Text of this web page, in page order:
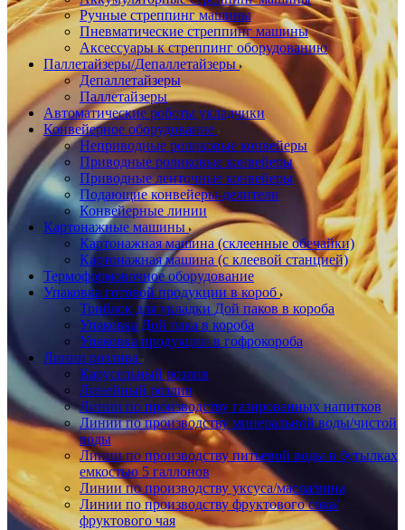
Ручные стреппинг машины
Пневматические стреппинг машины
Аксессуары к стреппинг оборудованию
Паллетайзеры/Депаллетайзеры
Депаллетайзеры
Паллетайзеры
Автоматические роботы укладчики
Конвейерное оборудование
Неприводные роликовые конвейеры
Приводные роликовые конвейеры
Приводные ленточные конвейеры
Подающие конвейеры-делители
Конвейерные линии
Картонажные машины
Картонажная машина (склеенные обечайки)
Картонажная машина (с клеевой станцией)
Термоформовочное оборудование
Упаковка готовой продукции в короб
Триблок для укладки Дой паков в короба
Упаковка Дой пака в короба
Упаковка продукции в гофрокороба
Линии розлива
Карусельный розлив
Линейный розлив
Линии по производству газированных напитков
Линии по производству минеральной воды/чистой
воды
Линии по производству питьевой воды в бутылках
емкостью 5 галлонов
Линии по производству уксуса/масла/вина
Линии по производству фруктового сока/
фруктового чая